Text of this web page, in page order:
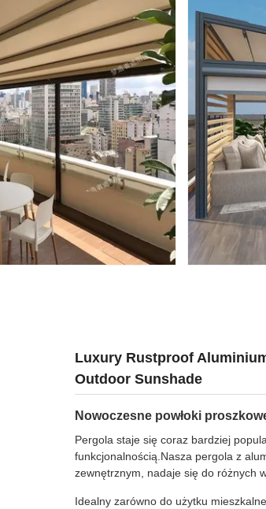
Luxury Rustproof
Outdoor Sunshade
Nowoczesne powłoki
Pergola staje się coraz bardziej
funkcjonalnością.Nasza pergola z
zewnętrznym, nadaje się do różnych
Idealny zarówno do użytku